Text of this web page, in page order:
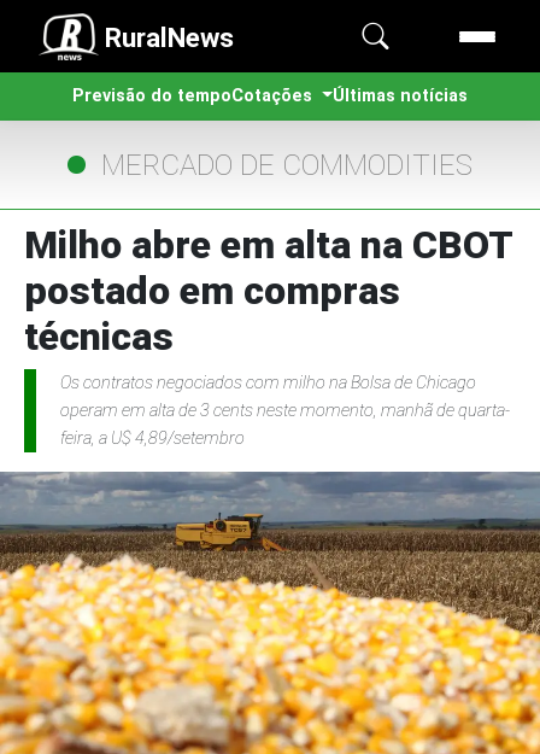
RuralNews
Previsão do tempoCotações Últimas notícias
MERCADO DE COMMODITIES
Milho abre em alta na CBOT
postado em compras
técnicas
Os contratos negociados com milho na Bolsa de Chicago
operam em alta de 3 cents neste momento, manhã de quarta-
feira, a U$ 4,89/setembro